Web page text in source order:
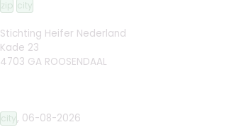
zip city
Stichting Heifer Nederland
Kade 23
4703 GA ROOSENDAAL
city, 06-08-2026